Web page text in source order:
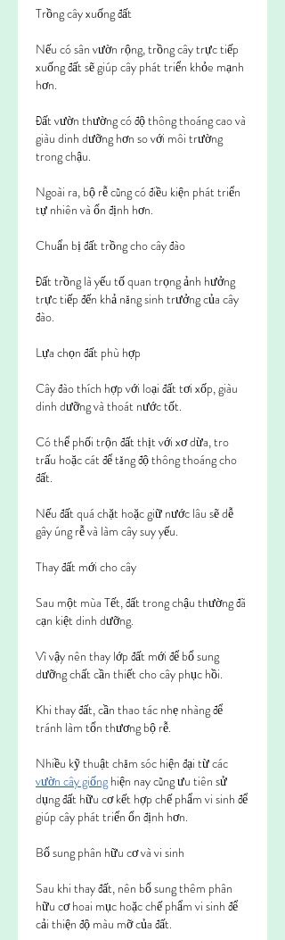
Trồng cây xuống đất
Nếu có sân vườn rộng, trồng cây trực tiếp
xuống đất sẽ giúp cây phát triển khỏe mạnh
hơn.
Đất vườn thường có độ thông thoáng cao và
giàu dinh dưỡng hơn so với môi trường
trong chậu.
Ngoài ra, bộ rễ cũng có điều kiện phát triển
tự nhiên và ổn định hơn.
Chuẩn bị đất trồng cho cây đào
Đất trồng là yếu tố quan trọng ảnh hưởng
trực tiếp đến khả năng sinh trưởng của cây
đào.
Lựa chọn đất phù hợp
Cây đào thích hợp với loại đất tơi xốp, giàu
dinh dưỡng và thoát nước tốt.
Có thể phối trộn đất thịt với xơ dừa, tro
trấu hoặc cát để tăng độ thông thoáng cho
đất.
Nếu đất quá chặt hoặc giữ nước lâu sẽ dễ
gây úng rễ và làm cây suy yếu.
Thay đất mới cho cây
Sau một mùa Tết, đất trong chậu thường đã
cạn kiệt dinh dưỡng.
Vì vậy nên thay lớp đất mới để bổ sung
dưỡng chất cần thiết cho cây phục hồi.
Khi thay đất, cần thao tác nhẹ nhàng để
tránh làm tổn thương bộ rễ.
vườn cây giống hiện nay cũng ưu tiên sử
dụng đất hữu cơ kết hợp chế phẩm vi sinh để
giúp cây phát triển ổn định hơn.
Bổ sung phân hữu cơ và vi sinh
Sau khi thay đất, nên bổ sung thêm phân
hữu cơ hoai mục hoặc chế phẩm vi sinh để
cải thiện độ màu mỡ của đất.